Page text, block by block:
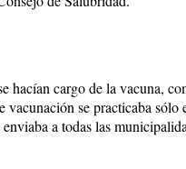
hacían cargo de la vacuna,
vacunación se practicaba
a todas las